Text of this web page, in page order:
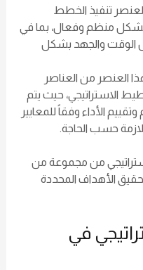
تنفيذ الخطط
بشكل منظم وفعال، بما في
الوقت والجهد بشكل
العنصر من العناصر
الاستراتيجي، حيث يتم
الأداء وفقاً للمعايير
حسب الحاجة.
من مجموعة من
الأهداف المحددة
في